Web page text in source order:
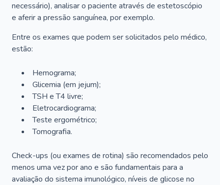
necessário), analisar o paciente através de estetoscópio
e aferir a pressão sanguínea, por exemplo.
Entre os exames que podem ser solicitados pelo médico,
estão:
Hemograma;
Glicemia (em jejum);
TSH e T4 livre;
Eletrocardiograma;
Teste ergométrico;
Tomografia.
Check-ups (ou exames de rotina) são recomendados pelo
menos uma vez por ano e são fundamentais para a
avaliação do sistema imunológico, níveis de glicose no